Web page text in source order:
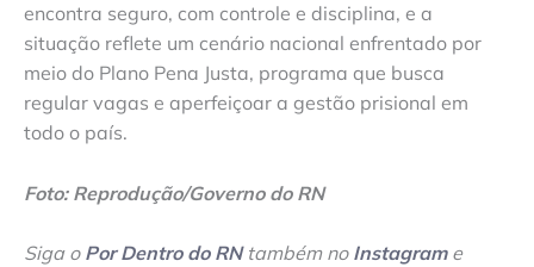
encontra seguro, com controle e disciplina, e a
situação reflete um cenário nacional enfrentado por
meio do Plano Pena Justa, programa que busca
regular vagas e aperfeiçoar a gestão prisional em
todo o país.
Foto: Reprodução/Governo do RN
Siga o Por Dentro do RNtambém no Instagrame